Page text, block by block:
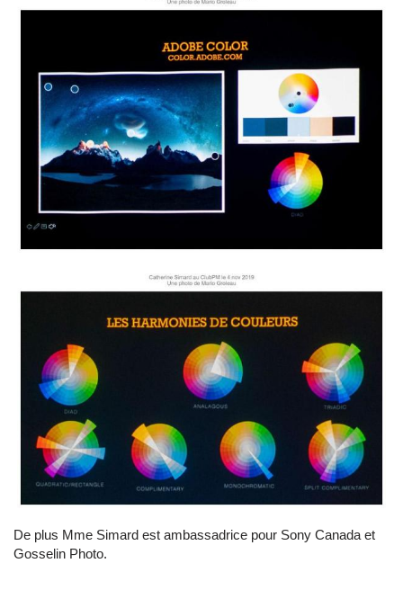
De plus Mme Simard est ambassadrice pour Sony Canada et
Gosselin Photo.